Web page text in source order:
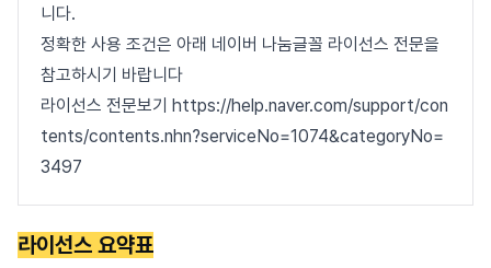
니다.
정확한 사용 조건은 아래 네이버 나눔글꼴 라이선스 전문을
참고하시기 바랍니다
라이선스 전문보기 https://help.naver.com/support/con
tents/contents.nhn?serviceNo=1074&categoryNo=
3497
라이선스 요약표